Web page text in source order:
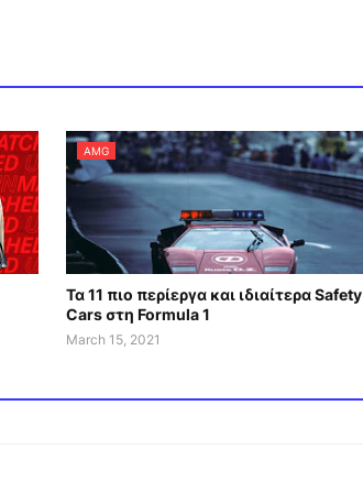
AMG
Τα 11 πιο περίεργα και ιδιαίτερα Safety
Cars στη Formula 1
March 15, 2021